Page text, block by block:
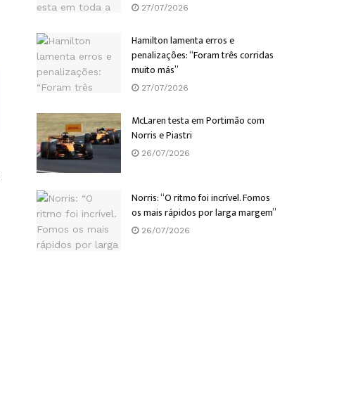
27/07/2026
Hamilton lamenta erros e
penalizações: “Foram três corridas
muito más”
27/07/2026
McLaren testa em Portimão com
Norris e Piastri
26/07/2026
Norris: “O ritmo foi incrível. Fomos
os mais rápidos por larga margem”
26/07/2026